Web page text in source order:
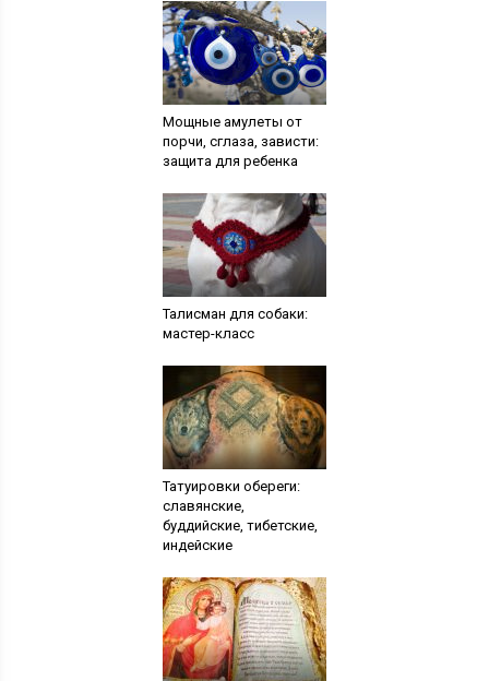
Мощные амулеты от
порчи, сглаза, зависти:
защита для ребенка
Талисман для собаки:
мастер-класс
Татуировки обереги:
славянские,
буддийские, тибетские,
индейские